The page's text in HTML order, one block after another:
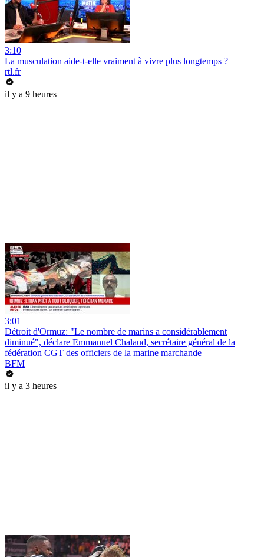
3:10
La musculation aide-t-elle vraiment à vivre plus longtemps ?
rtl.fr
il y a 9 heures
3:01
Détroit d'Ormuz: "Le nombre de marins a considérablement
diminué", déclare Emmanuel Chalaud, secrétaire général de la
fédération CGT des officiers de la marine marchande
BFM
il y a 3 heures